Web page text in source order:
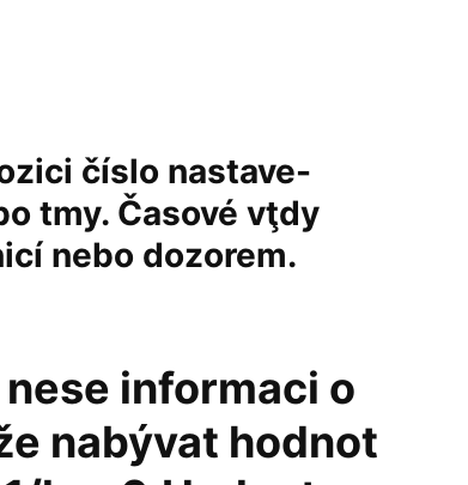
číslo nastave-
tmy. Časové vţdy
nebo dozorem.
informaci o
nabývat hodnot